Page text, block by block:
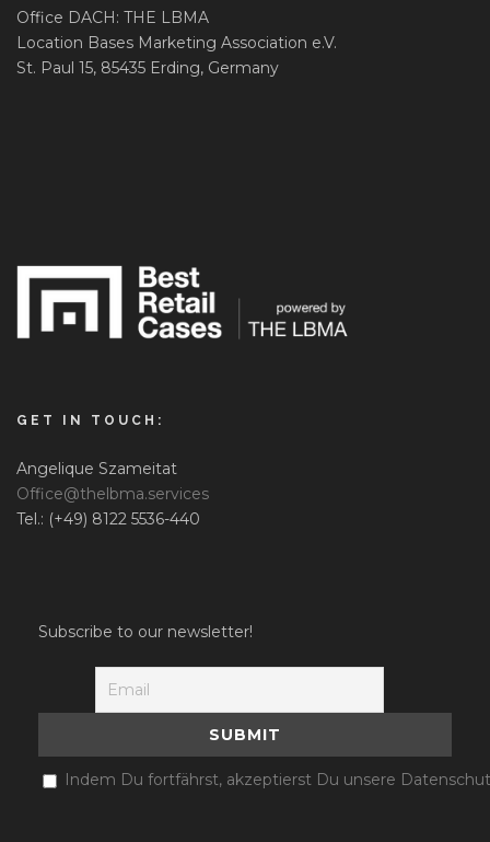
Office DACH: THE LBMA
Location Bases Marketing Association e.V.
St. Paul 15, 85435 Erding, Germany
GET IN TOUCH:
Angelique Szameitat
Office@thelbma.services
Tel.: (+49) 8122 5536-440
Subscribe to our newsletter!
Indem Du fortfährst, akzeptierst Du unsere